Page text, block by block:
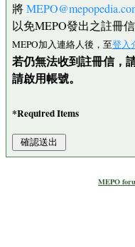
將
以免MEPO發出之註冊
MEPO加入連絡人後，至登入
若仍無法收到註冊信，
請啟用帳號。
*Required Items
MEPO